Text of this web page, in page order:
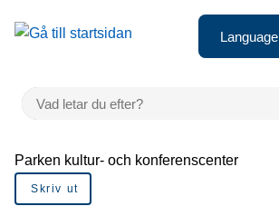
Gå till innehåll
till sidomeny
Language
VAD LETAR DU EFTER?
Du är här:
Parken kultur- och konferenscenter
Skriv ut